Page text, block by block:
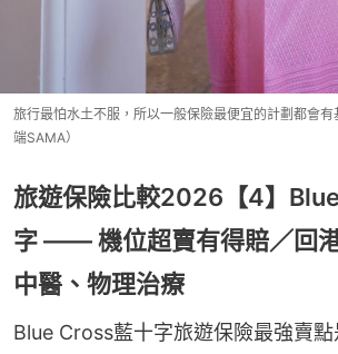
旅行最怕水土不服，所以一般保險最便宜的計劃都會
端SAMA）
旅遊保險比較2026【4】
字 —— 機位超賣有得賠／回
中醫、物理治療
Blue Cross藍十字旅遊保險最強賣